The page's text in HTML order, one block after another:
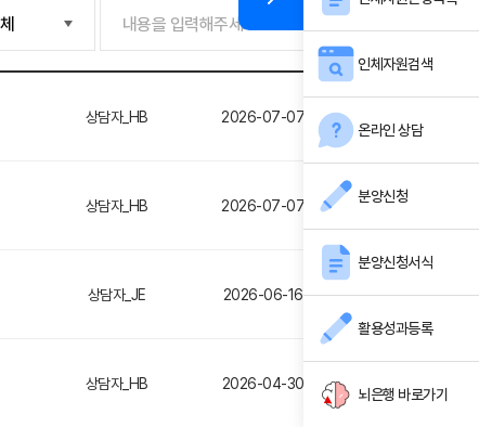
상담자_HB 2026-07-07
상담자_HB 2026-07-07 조회2192
상담자_JE 2026-06-16 조회5236
상담자_HB 2026-04-30
인체자원검색
온라인 상담
분양신청
분양신청서식
활용성과등록
뇌은행 바로가기